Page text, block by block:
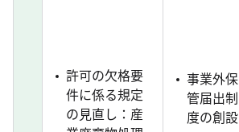
許可の欠格要
件に係る規定
の見直し：産
事業外保
管届出制
度の創設